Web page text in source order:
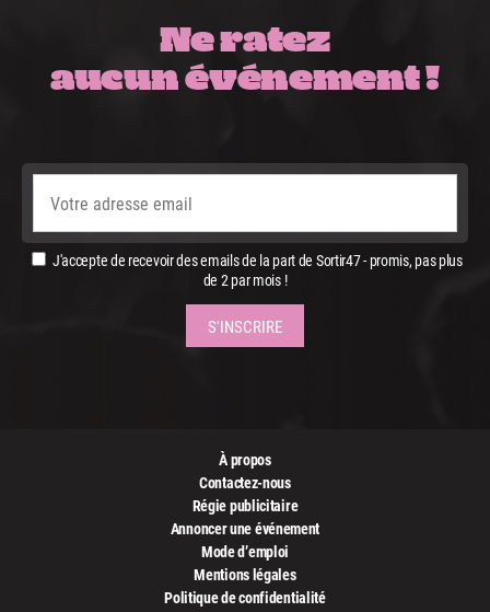
Ne ratez
aucun événement !
J'accepte de recevoir des emails de la part de Sortir47 - promis, pas plus
de 2 par mois !
À propos
Contactez-nous
Régie publicitaire
Annoncer une événement
Mode d’emploi
Mentions légales
Politique de confidentialité